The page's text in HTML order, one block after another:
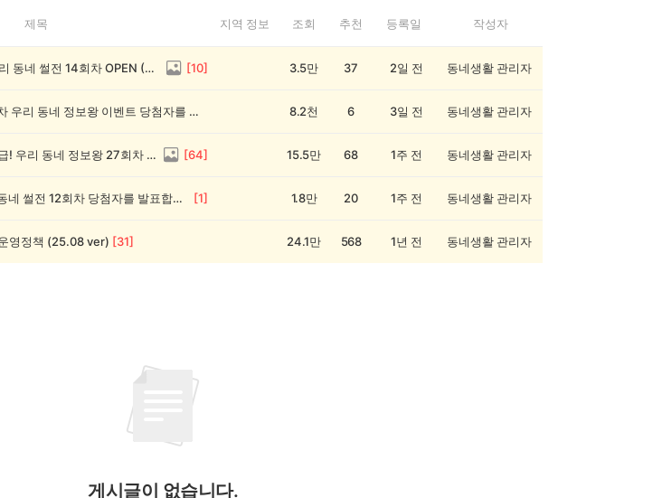
제목 지역 정보 조회 추천 등록일 작성자
전원 1,000캐시! 🥳 우리 동네 썰전 14회차 OPEN (~8/17) [10] 3.5만 37 2일 전 동네생활 관리자
💰[당첨자 발표] 26회차 우리 동네 정보왕 이벤트 당첨자를 발표합니다! 8.2천 6 3일 전 동네생활 관리자
💸 전원 2,000캐시 지급! 우리 동네 정보왕 27회차 (~8/10) [64] 15.5만 68 1주 전 동네생활 관리자
💰[당첨자 발표] 우리 동네 썰전 12회차 당첨자를 발표합니다! [1] 1.8만 20 1주 전 동네생활 관리자
영정책 (25.08 ver) [31] 24.1만 568 1년 전 동네생활 관리자
게시글이 없습니다.